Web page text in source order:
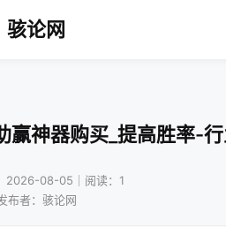
骇论网
赢神器购买_提高胜率-
2026-08-05｜阅读：1
布者：骇论网